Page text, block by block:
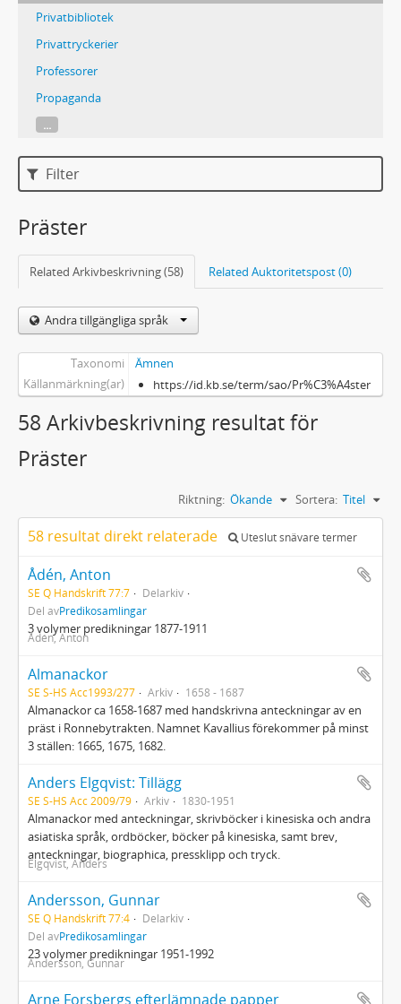
Privatbibliotek
Privattryckerier
Professorer
Propaganda
...
Filter
Präster
Related Arkivbeskrivning (58) Related Auktoritetspost (0)
Andra tillgängliga språk
Taxonomi
Ämnen
Källanmärkning(ar)
https://id.kb.se/term/sao/Pr%C3%A4ster
58 Arkivbeskrivning resultat för
Präster
Sortera: Titel
Riktning: Ökande
58 resultat direkt relaterade Uteslut snävare termer
Ådén, Anton
SE Q Handskrift 77:7
Delarkiv
Del avPredikosamlingar
3 volymer predikningar 1877-1911
Ådén, Anton
Almanackor
SE S-HS Acc1993/277 Arkiv 1658 - 1687
Almanackor ca 1658-1687 med handskrivna anteckningar av en
präst i Ronnebytrakten. Namnet Kavallius förekommer på minst
3 ställen: 1665, 1675, 1682.
Anders Elgqvist: Tillägg
SE S-HS Acc 2009/79 Arkiv 1830-1951
Almanackor med anteckningar, skrivböcker i kinesiska och andra
asiatiska språk, ordböcker, böcker på kinesiska, samt brev,
anteckningar, biographica, pressklipp och tryck.
Elgqvist, Anders
Andersson, Gunnar
SE Q Handskrift 77:4
Delarkiv
Del avPredikosamlingar
23 volymer predikningar 1951-1992
Andersson, Gunnar
Arne Forsbergs efterlämnade papper